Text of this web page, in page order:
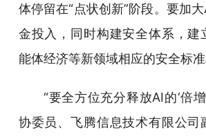
体停留在“点状创新”阶段。要加
金投入，同时构建安全体系，建
能体经济等新领域相应的安全标准
“要全方位充分释放AI的‘倍
协委员、飞腾信息技术有限公司